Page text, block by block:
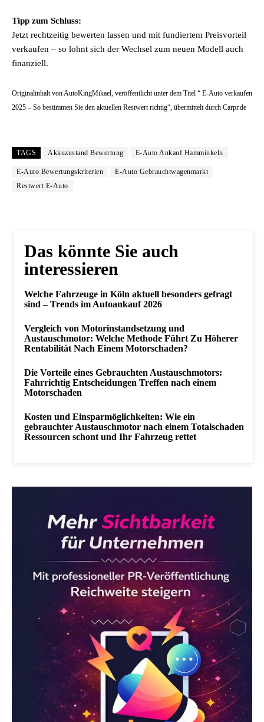
Tipp zum Schluss:
Jetzt rechtzeitig bewerten lassen und mit fundiertem Preisvorteil
verkaufen – so lohnt sich der Wechsel zum neuen Modell auch
finanziell.
Originalinhalt von AutoKingMikael, veröffentlicht unter dem Titel “ E-Auto verkaufen
2025 – So bestimmen Sie den aktuellen Restwert richtig“, übermittelt durch Carpr.de
TAGS Akkuzustand Bewertung E-Auto Ankauf Hamminkeln
E-Auto Bewertungskriterien
E-Auto Gebrauchtwagenmarkt
Restwert E-Auto
Das könnte Sie auch
interessieren
Welche Fahrzeuge in Köln aktuell besonders gefragt
sind – Trends im Autoankauf 2026
Vergleich von Motorinstandsetzung und
Austauschmotor: Welche Methode Führt Zu Höherer
Rentabilität Nach Einem Motorschaden?
Die Vorteile eines Gebrauchten Austauschmotors:
Fahrrichtig Entscheidungen Treffen nach einem
Motorschaden
Kosten und Einsparmöglichkeiten: Wie ein
gebrauchter Austauschmotor nach einem Totalschaden
Ressourcen schont und Ihr Fahrzeug rettet